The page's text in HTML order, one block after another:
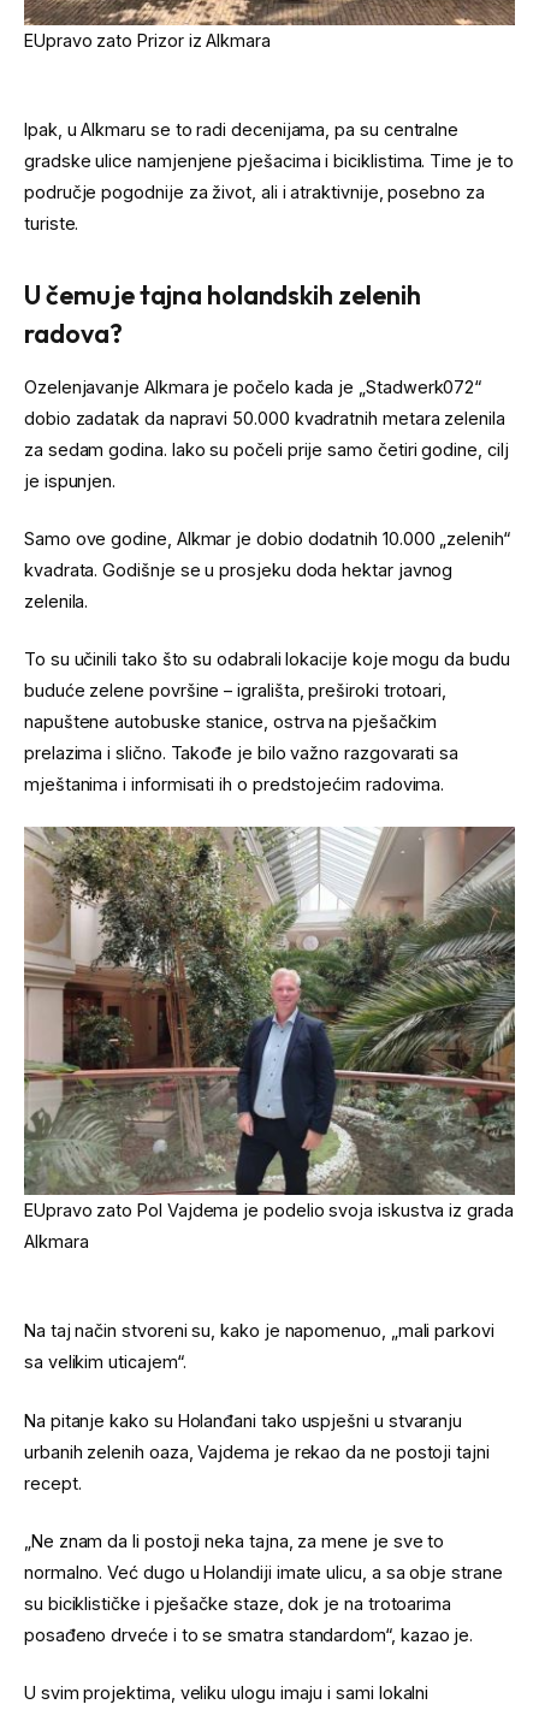
EUpravo zatoPrizor iz Alkmara
Ipak, u Alkmaru se to radi decenijama, pa su centralne
gradske ulice namjenjene pješacima i biciklistima. Time je to
područje pogodnije za život, ali i atraktivnije, posebno za
turiste.
U čemu je tajna holandskih zelenih
radova?
Ozelenjavanje Alkmara je počelo kada je „Stadwerk072“
dobio zadatak da napravi 50.000 kvadratnih metara zelenila
za sedam godina. Iako su počeli prije samo četiri godine, cilj
je ispunjen.
Samo ove godine, Alkmar je dobio dodatnih 10.000 „zelenih“
kvadrata. Godišnje se u prosjeku doda hektar javnog
zelenila.
To su učinili tako što su odabrali lokacije koje mogu da budu
buduće zelene površine – igrališta, preširoki trotoari,
napuštene autobuske stanice, ostrva na pješačkim
prelazima i slično. Takođe je bilo važno razgovarati sa
mještanima i informisati ih o predstojećim radovima.
EUpravo zatoPol Vajdema je podelio svoja iskustva iz grada
Alkmara
Na taj način stvoreni su, kako je napomenuo, „mali parkovi
sa velikim uticajem“.
Na pitanje kako su Holanđani tako uspješni u stvaranju
urbanih zelenih oaza, Vajdema je rekao da ne postoji tajni
recept.
„Ne znam da li postoji neka tajna, za mene je sve to
normalno. Već dugo u Holandiji imate ulicu, a sa obje strane
su biciklističke i pješačke staze, dok je na trotoarima
posađeno drveće i to se smatra standardom“, kazao je.
U svim projektima, veliku ulogu imaju i sami lokalni